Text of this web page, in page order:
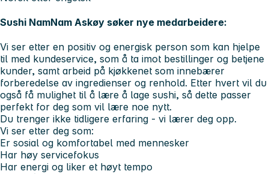
Sushi NamNam Askøy søker nye medarbeidere:
Vi ser etter en positiv og energisk person som kan hjelpe
til med kundeservice, som å ta imot bestillinger og betjene
kunder, samt arbeid på kjøkkenet som innebærer
forberedelse av ingredienser og renhold. Etter hvert vil du
også få mulighet til å lære å lage sushi, så dette passer
perfekt for deg som vil lære noe nytt.
Du trenger ikke tidligere erfaring - vi lærer deg opp.
Vi ser etter deg som:
Er sosial og komfortabel med mennesker
Har høy servicefokus
Har energi og liker et høyt tempo